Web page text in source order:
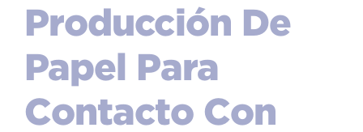
Producción De
Papel Para
Contacto Con